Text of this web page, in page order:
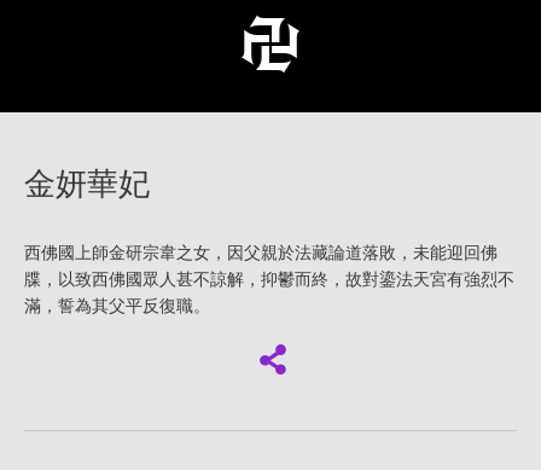
金妍華妃
西佛國上師金研宗韋之女，因父親於法藏論道落敗，未能迎回佛
牒，以致西佛國眾人甚不諒解，抑鬱而終，故對鎏法天宮有強烈不
滿，誓為其父平反復職。